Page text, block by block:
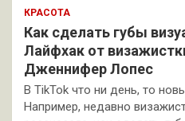
КРАСОТА
Как сделать губы
Лайфхак от
Дженнифер Лопес
В TikTok что ни день, то
Например, недавно